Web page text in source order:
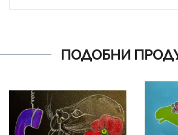
ПОДОБНИ